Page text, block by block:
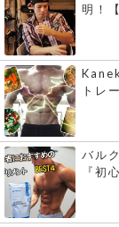
明！
トレ
バル
『初